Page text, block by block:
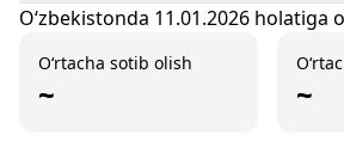
Oʻzbekistonda 11.01.2026 holatiga
O‘rtacha sotib olish
~ ~